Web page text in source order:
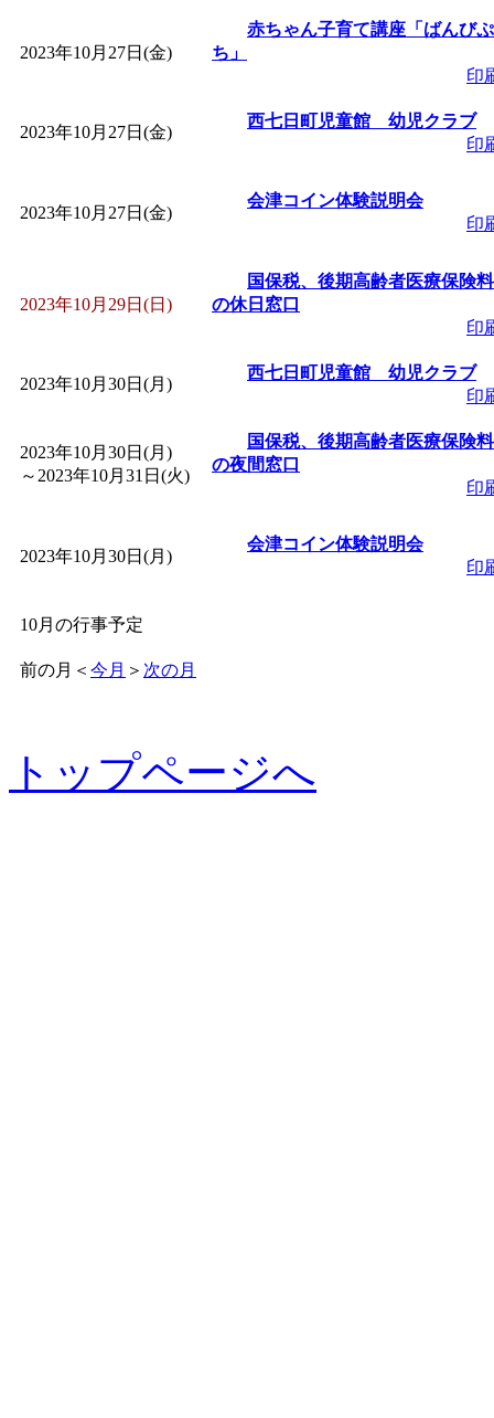
2023年10月27日(金)
赤ちゃん子育て講座「ばんびぷ
ち」
印
2023年10月27日(金)
西七日町児童館 幼児クラブ
印
2023年10月27日(金)
会津コイン体験説明会
印
2023年10月29日(日)
国保税、後期高齢者医療保険料
の休日窓口
印
2023年10月30日(月)
西七日町児童館 幼児クラブ
印
2023年10月30日(月)
～ 2023年10月31日(火)
国保税、後期高齢者医療保険料
の夜間窓口
印
2023年10月30日(月)
会津コイン体験説明会
印
10月の行事予定
前の月 ＜ 今月 ＞ 次の月
トップページへ